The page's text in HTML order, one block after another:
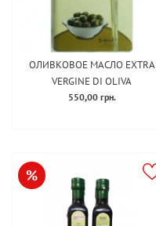
ОЛИВКОВОЕ МАСЛО EXTRA
VERGINE DI OLIVA
550,00 грн.
%